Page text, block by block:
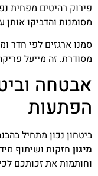
פירוק רהיטים מפחית
מסומנות והדביקו אותן
סמנו ארגזים לפי חדר
מסודרת. זה מייעל
אבטחה
הפתעות
ביטחון נכון מתחיל
מיגון חזקות ושיתוף
וחותמות את זכותכם